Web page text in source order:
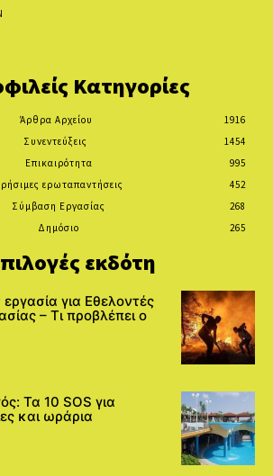
Κατηγορίες
Άρθρα Αρχείου
1916
Συνεντεύξεις
1454
Επικαιρότητα
995
ερωταπαντήσεις
452
Σύμβαση Εργασίας
268
Δημόσιο
265
εκδότη
για Εθελοντές
– Τι προβλέπει ο
Τα 10 SOS για
και ωράρια